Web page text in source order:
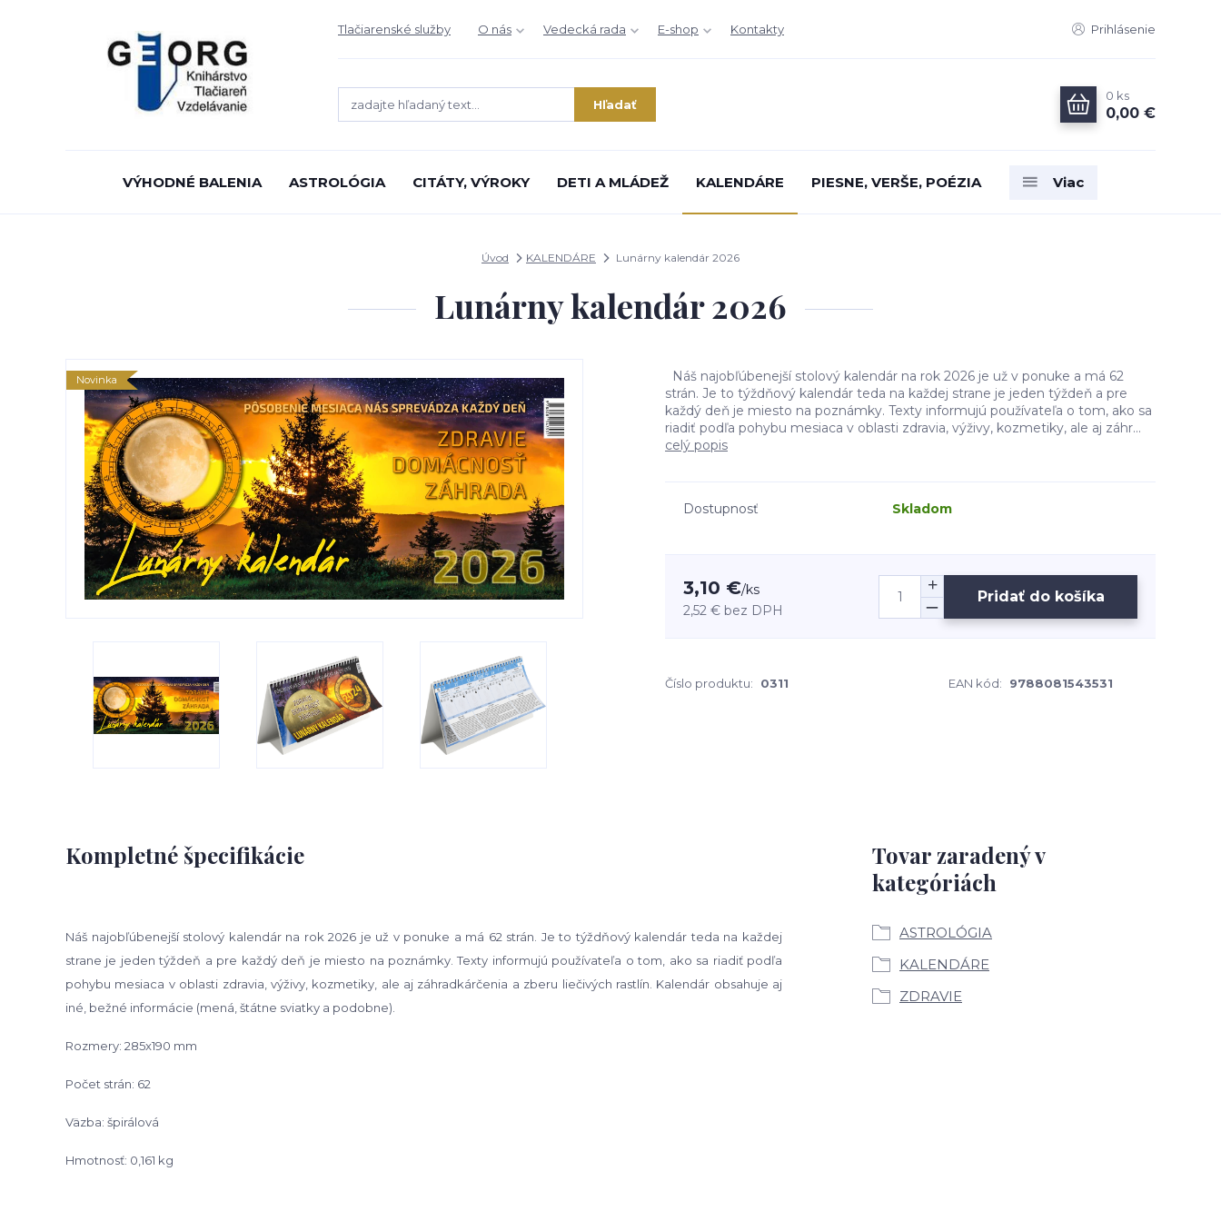
Tlačiarenské služby O nás Vedecká rada E-shop Kontakty Prihlásenie
Hľadať
0 ks
0,00 €
VÝHODNÉ BALENIA ASTROLÓGIA CITÁTY, VÝROKY DETI A MLÁDEŽ KALENDÁRE PIESNE, VERŠE, POÉZIA Viac
Úvod KALENDÁRE Lunárny kalendár 2026
Lunárny kalendár 2026
Novinka
Náš najobľúbenejší stolový kalendár na rok 2026 je už v ponuke a má 62
strán. Je to týždňový kalendár teda na každej strane je jeden týždeň a pre
každý deň je miesto na poznámky. Texty informujú používateľa o tom, ako sa
riadiť podľa pohybu mesiaca v oblasti zdravia, výživy, kozmetiky, ale aj záhr...
celý popis
Dostupnosť Skladom
3,10 €/ks
2,52 € bez DPH
Pridať do košíka
Číslo produktu: 0311 EAN kód: 9788081543531
Kompletné špecifikácie
Náš najobľúbenejší stolový kalendár na rok 2026 je už v ponuke a má 62 strán. Je to týždňový kalendár teda na každej
strane je jeden týždeň a pre každý deň je miesto na poznámky. Texty informujú používateľa o tom, ako sa riadiť podľa
pohybu mesiaca v oblasti zdravia, výživy, kozmetiky, ale aj záhradkárčenia a zberu liečivých rastlín. Kalendár obsahuje aj
iné, bežné informácie (mená, štátne sviatky a podobne).
Rozmery: 285x190 mm
Počet strán: 62
Väzba: špirálová
Hmotnosť: 0,161 kg
Tovar zaradený v
kategóriách
ASTROLÓGIA
KALENDÁRE
ZDRAVIE